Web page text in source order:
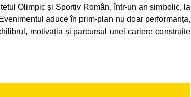
Olimpic și Sportiv Român, într-un an simbolic, la
aduce în prim-plan nu doar performanța,
motivația și parcursul unei cariere construite